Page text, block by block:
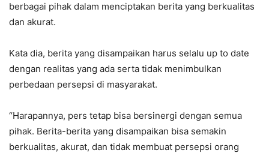
berbagai pihak dalam menciptakan berita yang berkualitas
dan akurat.
Kata dia, berita yang disampaikan harus selalu up to date
dengan realitas yang ada serta tidak menimbulkan
perbedaan persepsi di masyarakat.
“Harapannya, pers tetap bisa bersinergi dengan semua
pihak. Berita-berita yang disampaikan bisa semakin
berkualitas, akurat, dan tidak membuat persepsi orang